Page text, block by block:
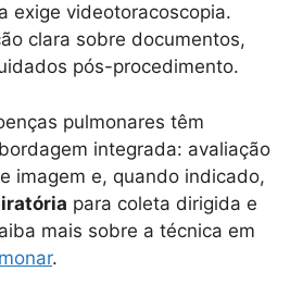
exige videotoracoscopia.
clara sobre documentos,
pós-procedimento.
pulmonares têm
integrada: avaliação
imagem e, quando indicado,
para coleta dirigida e
mais sobre a técnica em
.